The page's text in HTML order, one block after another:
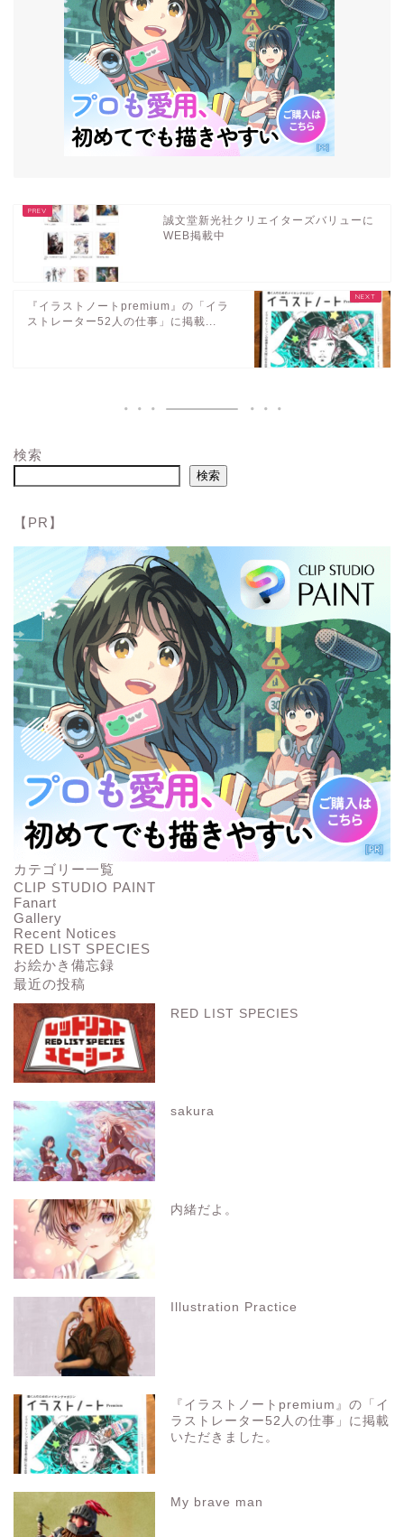
誠文堂新光社クリエイターズバリューに
WEB掲載中
『イラストノートpremium』の「イラ
ストレーター52人の仕事」に掲載...
検索
検索
【PR】
カテゴリー一覧
CLIP STUDIO PAINT
Fanart
Gallery
Recent Notices
RED LIST SPECIES
お絵かき備忘録
最近の投稿
RED LIST SPECIES
sakura
内緒だよ。
Illustration Practice
『イラストノートpremium』の「イ
ラストレーター52人の仕事」に掲載
いただきました。
My brave man